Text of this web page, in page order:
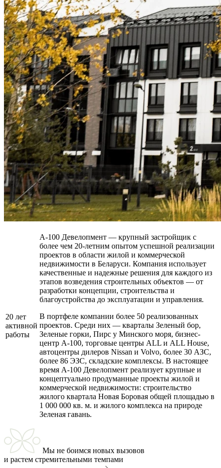
20 лет
активной
работы
А-100 Девелопмент — крупный застройщик с
более чем 20-летним опытом успешной реализации
проектов в области жилой и коммерческой
недвижимости в Беларуси. Компания использует
качественные и надежные решения для каждого из
этапов возведения строительных объектов — от
разработки концепции, строительства и
благоустройства до эксплуатации и управления.
В портфеле компании более 50 реализованных
проектов. Среди них — кварталы Зеленый бор,
Зеленые горки, Пирс у Минского моря, бизнес-
центр А-100, торговые центры ALL и ALL House,
автоцентры дилеров Nissan и Volvo, более 30 АЗС,
более 86 ЭЗС, складские комплексы. В настоящее
время А-100 Девелопмент реализует крупные и
концептуально продуманные проекты жилой и
коммерческой недвижимости: строительство
жилого квартала Новая Боровая общей площадью в
1 000 000 кв. м. и жилого комплекса на природе
Зеленая гавань.
Мы не боимся новых вызовов
и растем стремительными темпами